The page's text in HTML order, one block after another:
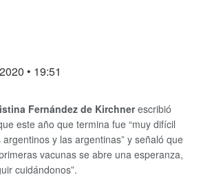
• 19:51
Fernández de Kirchnerescribió
este año que termina fue “muy difícil
y las argentinas” y señaló que
vacunas se abre una esperanza,
cuidándonos”.